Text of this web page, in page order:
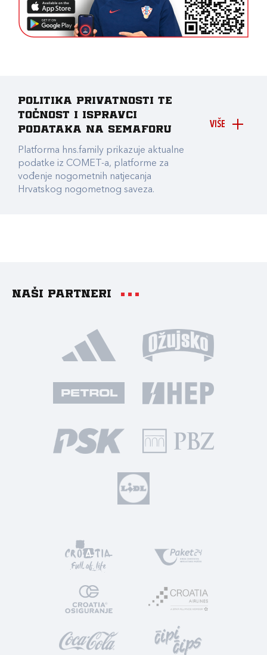
VIŠE
Politika privatnosti te
točnost i ispravci
podataka na Semaforu
Platforma hns.family prikazuje aktualne
podatke iz COMET-a, platforme za
vođenje nogometnih natjecanja
Hrvatskog nogometnog saveza.
Naši partneri